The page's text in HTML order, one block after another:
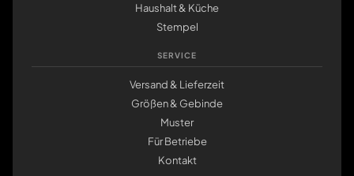
Haushalt & Küche
Stempel
SERVICE
Versand & Lieferzeit
Größen & Gebinde
Muster
Für Betriebe
Kontakt